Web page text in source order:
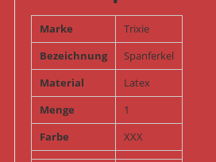
Marke
Trixie
Bezeichnung
Spanferkel
Material
Latex
Menge
1
Farbe
XXX